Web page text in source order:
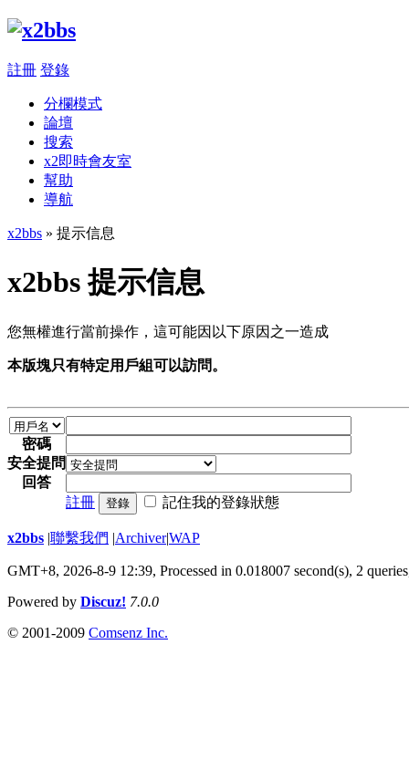
註冊 登錄
分欄模式
論壇
搜索
x2即時會友室
幫助
導航
x2bbs » 提示信息
x2bbs 提示信息
您無權進行當前操作，這可能因以下原因之一造成
本版塊只有特定用戶組可以訪問。
密碼
安全提問
回答
註冊
登錄 記住我的登錄狀態
x2bbs |聯繫我們 |Archiver|WAP
GMT+8, 2026-8-9 12:39, Processed in 0.018007 second(s), 2
Powered by Discuz! 7.0.0
© 2001-2009 Comsenz Inc.